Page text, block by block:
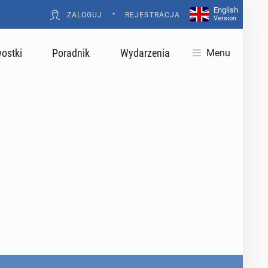
ZALOGUJ • REJESTRACJA
English
Version
Poradnik Wydarzenia Menu